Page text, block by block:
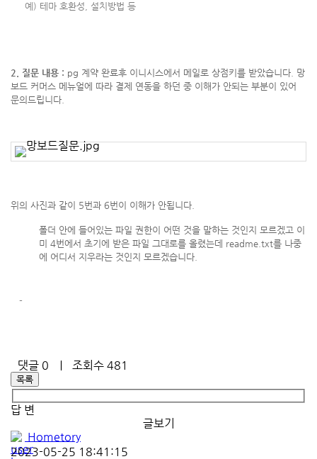
예) 테마 호환성, 설치방법 등
2. 질문 내용 : pg 계약 완료후 이니시스에서 메일로 상점키를 받았습니다. 망
보드 커머스 메뉴얼에 따라 결제 연동을 하던 중 이해가 안되는 부분이 있어
문의드립니다.
위의 사진과 같이 5번과 6번이 이해가 안됩니다.
폴더 안에 들어있는 파일 권한이 어떤 것을 말하는 것인지 모르겠고 이
미 4번에서 초기에 받은 파일 그대로를 올렸는데 readme.txt를 나중
에 어디서 지우라는 것인지 모르겠습니다.
-
댓글 0 ｜ 조회수 481
목록
답 변
글보기
Hometory
2023-05-25 18:41:15